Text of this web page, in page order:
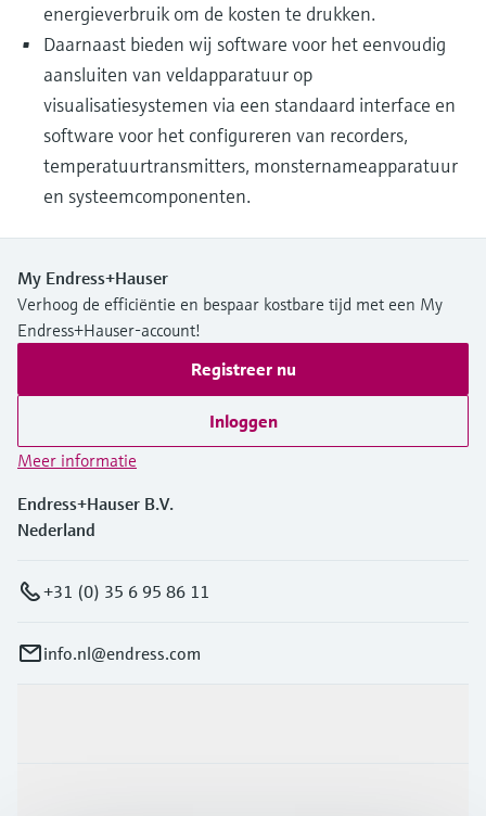
energieverbruik om de kosten te drukken.
Daarnaast bieden wij software voor het eenvoudig
aansluiten van veldapparatuur op
visualisatiesystemen via een standaard interface en
software voor het configureren van recorders,
temperatuurtransmitters, monsternameapparatuur
en systeemcomponenten.
My Endress+Hauser
Verhoog de efficiëntie en bespaar kostbare tijd met een My
Endress+Hauser-account!
Registreer nu
Inloggen
Meer informatie
Endress+Hauser B.V.
Nederland
+31 (0) 35 6 95 86 11
info.nl@endress.com